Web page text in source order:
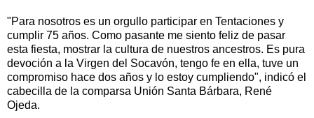
"Para nosotros es un orgullo participar en Tentaciones y
cumplir 75 años. Como pasante me siento feliz de pasar
esta fiesta, mostrar la cultura de nuestros ancestros. Es pura
devoción a la Virgen del Socavón, tengo fe en ella, tuve un
compromiso hace dos años y lo estoy cumpliendo", indicó el
cabecilla de la comparsa Unión Santa Bárbara, René
Ojeda.